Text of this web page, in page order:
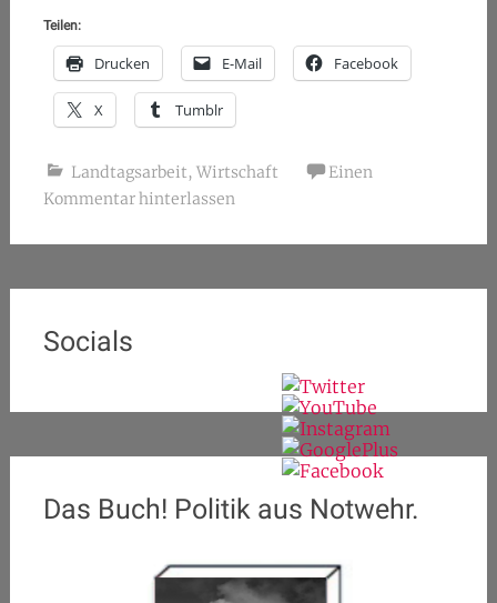
Teilen:
Drucken E-Mail Facebook
X Tumblr
Landtagsarbeit, Wirtschaft
Einen
Kommentar hinterlassen
Socials
Das Buch! Politik aus Notwehr.